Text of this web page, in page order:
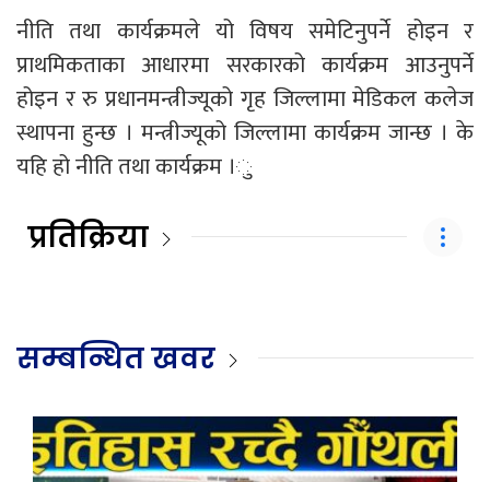
नीति तथा कार्यक्रमले यो विषय समेटिनुपर्ने होइन र
प्राथमिकताका आधारमा सरकारको कार्यक्रम आउनुपर्ने
होइन र रु प्रधानमन्त्रीज्यूको गृह जिल्लामा मेडिकल कलेज
स्थापना हुन्छ । मन्त्रीज्यूको जिल्लामा कार्यक्रम जान्छ । के
यहि हो नीति तथा कार्यक्रम ।ु
प्रतिक्रिया
सम्बन्धित खवर